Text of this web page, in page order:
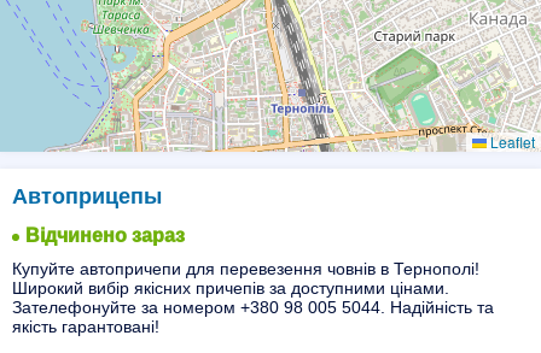
Leaflet
Автоприцепы
Відчинено зараз
Купуйте автопричепи для перевезення човнів в Тернополі!
Широкий вибір якісних причепів за доступними цінами.
Зателефонуйте за номером +380 98 005 5044. Надійність та
якість гарантовані!